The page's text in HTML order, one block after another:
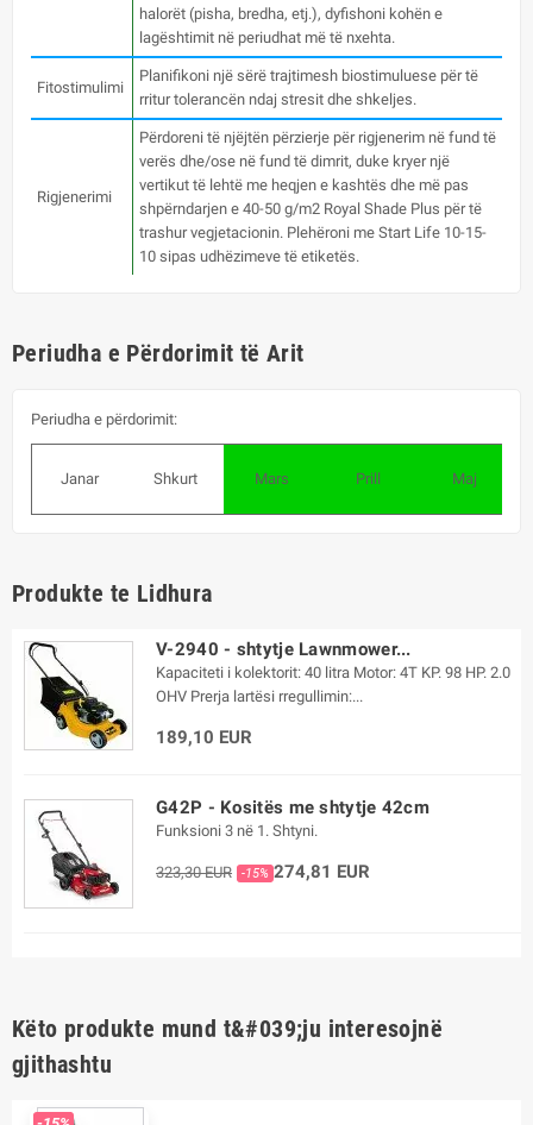
halorët (pisha, bredha, etj.), dyfishoni kohën e
lagështimit në periudhat më të nxehta.
Fitostimulimi
Planifikoni një sërë trajtimesh biostimuluese për të
rritur tolerancën ndaj stresit dhe shkeljes.
Rigjenerimi
Përdoreni të njëjtën përzierje për rigjenerim në fund të
verës dhe/ose në fund të dimrit, duke kryer një
vertikut të lehtë me heqjen e kashtës dhe më pas
shpërndarjen e 40-50 g/m2 Royal Shade Plus për të
trashur vegjetacionin. Plehëroni me Start Life 10-15-
10 sipas udhëzimeve të etiketës.
Periudha e Përdorimit të Arit
Periudha e përdorimit:
Janar Shkurt Mars Prill Maj
Produkte te Lidhura
V-2940 - shtytje Lawnmower...
Kapaciteti i kolektorit: 40 litra Motor: 4T KP. 98 HP. 2.0
OHV Prerja lartësi rregullimin:...
189,10 EUR
G42P - Kositës me shtytje 42cm
Funksioni 3 në 1. Shtyni.
323,30 EUR -15% 274,81 EUR
Këto produkte mund t&#039;ju interesojnë
gjithashtu